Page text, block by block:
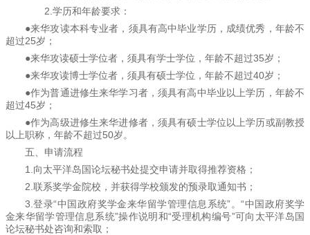
2.学历和年龄要求：
●来华攻读本科专业者，须具有高中毕业学历，成绩优秀，年龄不
超过25岁；
●来华攻读硕士学位者，须具有学士学位，年龄不超过35岁；
●来华攻读博士学位者，须具有硕士学位，年龄不超过40岁；
●作为普通进修生来华学习者，须具有高中毕业以上学历，年龄不
超过45岁；
●作为高级进修生来华进修者，须具有硕士学位以上学历或副教授
以上职称，年龄不超过50岁。
五、申请流程
1.向太平洋岛国论坛秘书处提交申请并取得推荐资格；
2.联系奖学金院校，并获得学校颁发的预录取通知书；
3.登录“中国政府奖学金来华留学管理信息系统”。“中国政府奖学
金来华留学管理信息系统”操作说明和“受理机构编号”可向太平洋岛国
论坛秘书处咨询和索取；